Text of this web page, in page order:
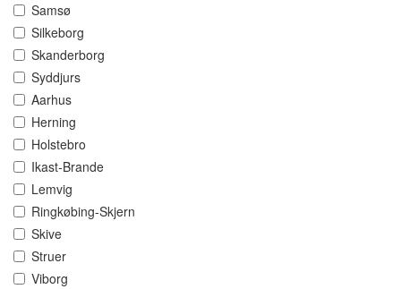
Samsø
Silkeborg
Skanderborg
Syddjurs
Aarhus
Herning
Holstebro
Ikast-Brande
Lemvig
Ringkøbing-Skjern
Skive
Struer
Viborg